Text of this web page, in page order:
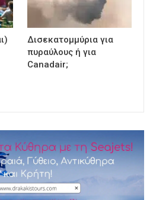
Δισεκατομμύρια για
πυραύλους ή για
Canadair;